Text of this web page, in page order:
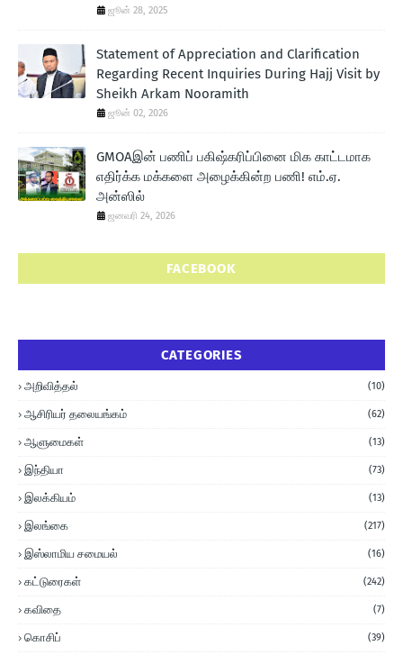
ஜூன் 28, 2025
Statement of Appreciation and Clarification
Regarding Recent Inquiries During Hajj Visit by
Sheikh Arkam Nooramith
ஜூன் 02, 2026
GMOAஇன் பணிப் பகிஷ்கரிப்பினை மிக காட்டமாக
எதிர்க்க மக்களை அழைக்கின்ற பணி! எம்.ஏ.
அன்ஸில்
ஜனவரி 24, 2026
FACEBOOK
CATEGORIES
அறிவித்தல் (10)
ஆசிரியர் தலையங்கம் (62)
ஆளுமைகள் (13)
இந்தியா (73)
இலக்கியம் (13)
இலங்கை (217)
இஸ்லாமிய சமையல் (16)
கட்டுரைகள் (242)
கவிதை (7)
கொசிப் (39)